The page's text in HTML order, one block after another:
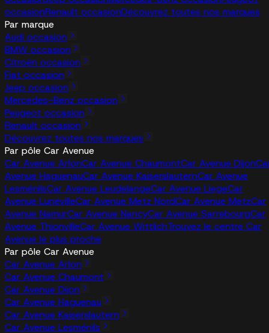
occasionRenault occasionDécouvrez toutes nos marques
Par marque
Audi occasion
BMW occasion
Citroën occasion
Fiat occasion
Jeep occasion
Mercedes-Benz occasion
Peugeot occasion
Renault occasion
Découvrez toutes nos marques
Par pôle Car Avenue
Car Avenue ArlonCar Avenue ChaumontCar Avenue Dijon
Avenue HaguenauCar Avenue KaiserslauternCar Avenue
LesménilsCar Avenue LeudelangeCar Avenue LiegeCar
Avenue LunévilleCar Avenue Metz NordCar Avenue MetzCar
Avenue NamurCar Avenue NancyCar Avenue SarrebourgCar
Avenue ThionvilleCar Avenue WittlichTrouvez le centre Car
Avenue le plus proche
Par pôle Car Avenue
Car Avenue Arlon
Car Avenue Chaumont
Car Avenue Dijon
Car Avenue Haguenau
Car Avenue Kaiserslautern
Car Avenue Lesménils